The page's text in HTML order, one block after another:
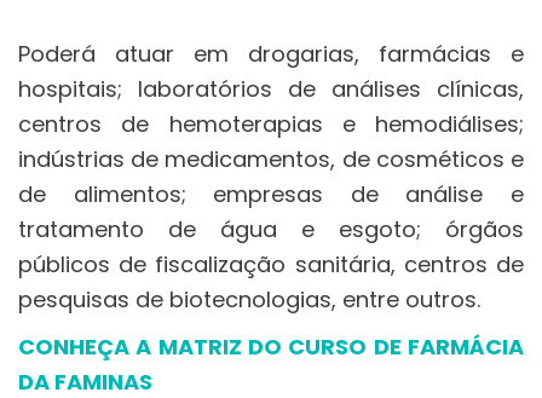
Poderá atuar em drogarias, farmácias e
hospitais; laboratórios de análises clínicas,
centros de hemoterapias e hemodiálises;
indústrias de medicamentos, de cosméticos e
de alimentos; empresas de análise e
tratamento de água e esgoto; órgãos
públicos de fiscalização sanitária, centros de
pesquisas de biotecnologias, entre outros.
CONHEÇA A MATRIZ DO CURSO DE FARMÁCIA
DA FAMINAS